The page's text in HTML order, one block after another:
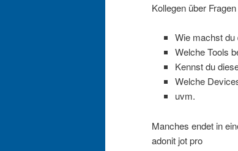
Kollegen über
Wie machst du
Welche Tools
Kennst du
Welche
uvm.
Manches endet in
adonit jot pro